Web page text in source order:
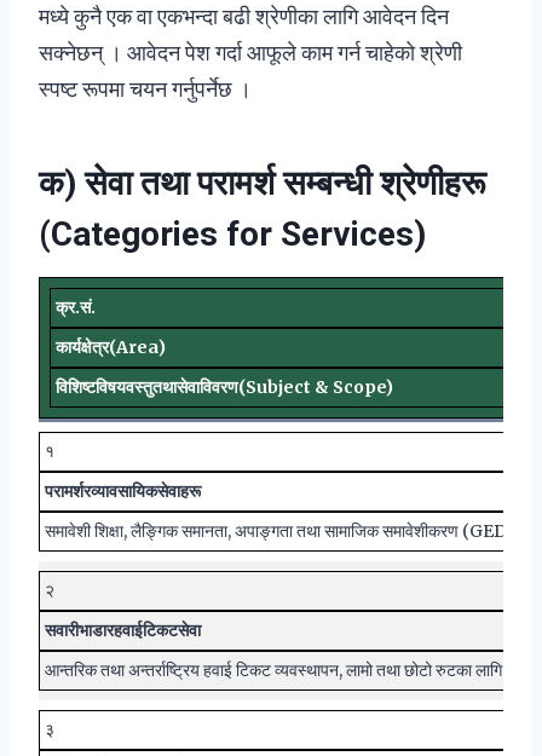
मध्ये कुनै एक वा एकभन्दा बढी श्रेणीका लागि आवेदन दिन
सक्नेछन् । आवेदन पेश गर्दा आफूले काम गर्न चाहेको श्रेणी
स्पष्ट रूपमा चयन गर्नुपर्नेछ ।
क) सेवा तथा परामर्श सम्बन्धी श्रेणीहरू
(Categories for Services)
क्र.सं.
कार्यक्षेत्र(Area)
विशिष्टविषयवस्तुतथासेवाविवरण(Subject & Scope)
१
परामर्शरव्यावसायिकसेवाहरू
समावेशी शिक्षा, लैङ्गिक समानता, अपाङ्गता तथा सामाजिक समावेशीकरण
२
सवारीभाडारहवाईटिकटसेवा
आन्तरिक तथा अन्तर्राष्ट्रिय हवाई टिकट व्यवस्थापन, लामो तथा छोटो रुटका लागि
३